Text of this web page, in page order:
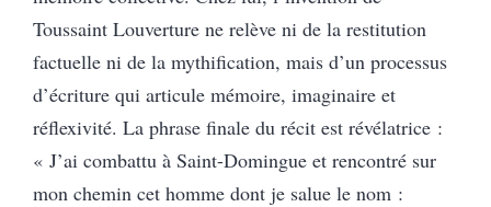
Toussaint Louverture ne relève ni de la restitution
factuelle ni de la mythification, mais d’un processus
d’écriture qui articule mémoire, imaginaire et
réflexivité. La phrase finale du récit est révélatrice :
« J’ai combattu à Saint-Domingue et rencontré sur
mon chemin cet homme dont je salue le nom :